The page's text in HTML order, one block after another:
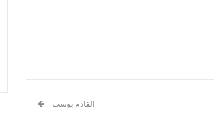
القادم بوست